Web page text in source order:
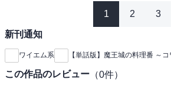
1 2 3
新刊通知
ワイエム系 【単話版】魔王城の料理番 ～
この作品のレビュー （0件）